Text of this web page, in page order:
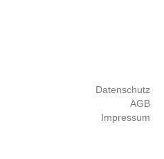
Datenschutz
AGB
Impressum